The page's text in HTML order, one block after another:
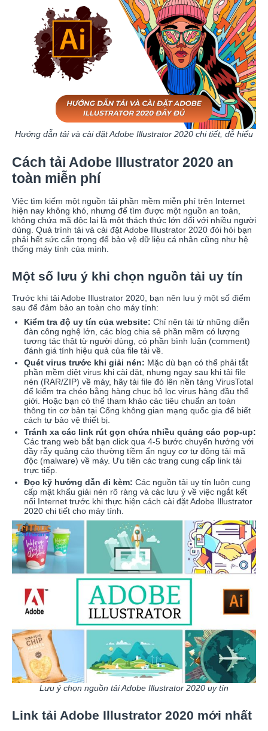
Hướng dẫn tải và cài đặt Adobe Illustrator 2020 chi tiết, dễ hiểu
Cách tải Adobe Illustrator 2020 an
toàn miễn phí
Việc tìm kiếm một nguồn tải phần mềm miễn phí trên Internet
hiện nay không khó, nhưng để tìm được một nguồn an toàn,
không chứa mã độc lại là một thách thức lớn đối với nhiều người
dùng. Quá trình tải và cài đặt Adobe Illustrator 2020 đòi hỏi bạn
phải hết sức cẩn trọng để bảo vệ dữ liệu cá nhân cũng như hệ
thống máy tính của mình.
Một số lưu ý khi chọn nguồn tải uy tín
Trước khi tải Adobe Illustrator 2020, bạn nên lưu ý một số điểm
sau để đảm bảo an toàn cho máy tính:
Kiểm tra độ uy tín của website: Chỉ nên tải từ những diễn
đàn công nghệ lớn, các blog chia sẻ phần mềm có lượng
tương tác thật từ người dùng, có phần bình luận (comment)
đánh giá tính hiệu quả của file tải về.
Quét virus trước khi giải nén: Mặc dù bạn có thể phải tắt
phần mềm diệt virus khi cài đặt, nhưng ngay sau khi tải file
nén (RAR/ZIP) về máy, hãy tải file đó lên nền tảng VirusTotal
để kiểm tra chéo bằng hàng chục bộ lọc virus hàng đầu thế
giới. Hoặc bạn có thể tham khảo các tiêu chuẩn an toàn
thông tin cơ bản tại Cổng không gian mạng quốc gia để biết
cách tự bảo vệ thiết bị.
Tránh xa các link rút gọn chứa nhiều quảng cáo pop-up:
Các trang web bắt bạn click qua 4-5 bước chuyển hướng với
đầy rẫy quảng cáo thường tiềm ẩn nguy cơ tự động tải mã
độc (malware) về máy. Ưu tiên các trang cung cấp link tải
trực tiếp.
Đọc kỹ hướng dẫn đi kèm: Các nguồn tải uy tín luôn cung
cấp mật khẩu giải nén rõ ràng và các lưu ý về việc ngắt kết
nối Internet trước khi thực hiện cách cài đặt Adobe Illustrator
2020 chi tiết cho máy tính.
Lưu ý chọn nguồn tải Adobe Illustrator 2020 uy tín
Link tải Adobe Illustrator 2020 mới nhất